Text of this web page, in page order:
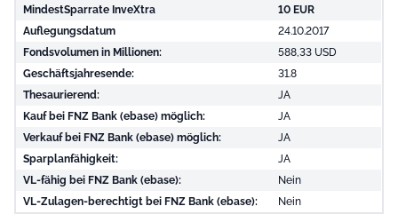
MindestSparrate InveXtra
10 EUR
Auflegungsdatum
24.10.2017
Fondsvolumen in Millionen:
588,33 USD
Geschäftsjahresende:
31.8
Thesaurierend:
JA
Kauf bei FNZ Bank (ebase) möglich:
JA
Verkauf bei FNZ Bank (ebase) möglich:
JA
Sparplanfähigkeit:
JA
VL-fähig bei FNZ Bank (ebase):
Nein
VL-Zulagen-berechtigt bei FNZ Bank (ebase):
Nein